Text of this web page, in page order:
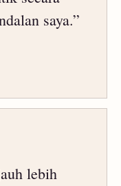
saya.”
lebih